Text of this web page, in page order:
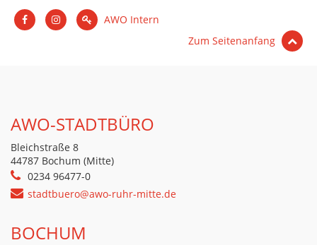
AWO Intern
Zum Seitenanfang
AWO-STADTBÜRO
Bleichstraße 8
44787 Bochum (Mitte)
0234 96477-0
stadtbuero@awo-ruhr-mitte.de
BOCHUM